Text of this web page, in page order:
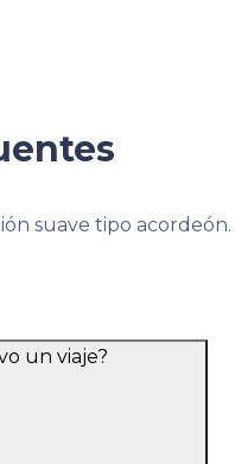
suave tipo acordeón.
un viaje?